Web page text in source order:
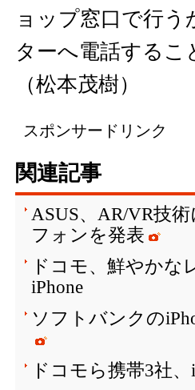
ョップ窓口で行
ターへ電話するこ
（松本茂樹）
スポンサードリンク
関連記事
ASUS、AR/VR技
フォンを発表
ドコモ、鮮やかな
iPhone
ソフトバンクの
ドコモら携帯3社